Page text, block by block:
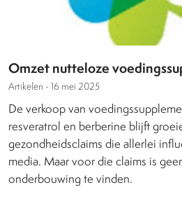
Omzet nutteloze
Artikelen - 16 mei 2025
De verkoop van
resveratrol en berberine blijft
gezondheidsclaims die allerlei
media. Maar voor die claims is
onderbouwing te vinden.